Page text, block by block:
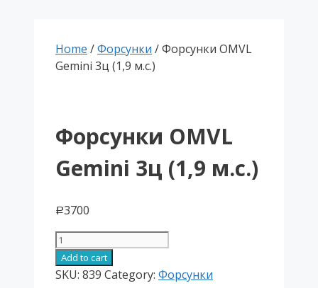
Home /Форсунки / Форсунки OMVL
Gemini 3ц (1,9 м.с.)
Форсунки OMVL
Gemini 3ц (1,9 м.с.)
Р3700
Форсунки
OMVL
Gemini
Add to cart
SKU: 839 Category: Форсунки